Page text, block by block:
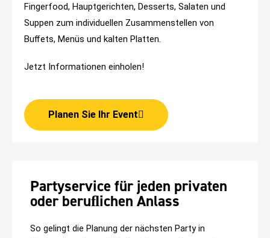
Fingerfood, Hauptgerichten, Desserts, Salaten und
Suppen zum individuellen Zusammenstellen von
Buﬀets, Menüs und kalten Platten.
Jetzt Informationen einholen!
Planen Sie Ihr Event
Partyservice für jeden privaten
oder beruﬂichen Anlass
So gelingt die Planung der nächsten Party in